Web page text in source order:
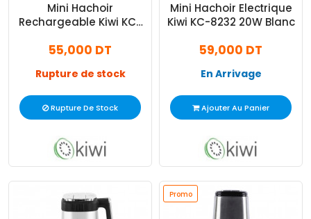
Mini Hachoir
Rechargeable Kiwi KC-
55,000 DT
Rupture de stock
Rupture De Stock
Mini Hachoir Electrique
Kiwi KC-8232 20W Blanc
59,000 DT
En Arrivage
Ajouter Au Panier
Promo